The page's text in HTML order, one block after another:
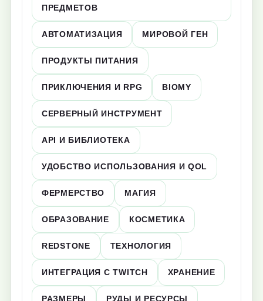
ПРЕДМЕТОВ
АВТОМАТИЗАЦИЯ МИРОВОЙ ГЕН
ПРОДУКТЫ ПИТАНИЯ
ПРИКЛЮЧЕНИЯ И RPG BIOMY
СЕРВЕРНЫЙ ИНСТРУМЕНТ
API И БИБЛИОТЕКА
УДОБСТВО ИСПОЛЬЗОВАНИЯ И QOL
ФЕРМЕРСТВО МАГИЯ
ОБРАЗОВАНИЕ КОСМЕТИКА
REDSTONE ТЕХНОЛОГИЯ
ИНТЕГРАЦИЯ С TWITCH ХРАНЕНИЕ
РАЗМЕРЫ РУДЫ И РЕСУРСЫ